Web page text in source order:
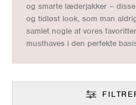
og smarte læderjakker –
og tidløst look, som man
samlet nogle af vores
musthaves i den perfekte